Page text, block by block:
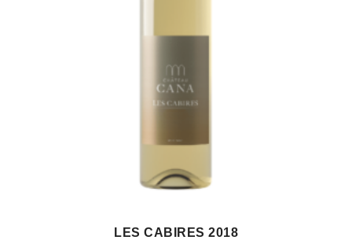
ADD TO CART
LES CABIRES 2018